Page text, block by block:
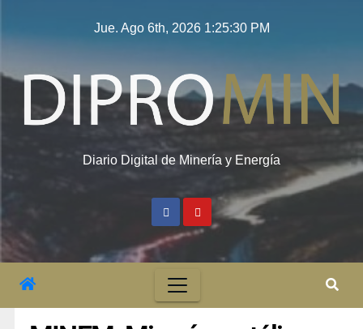
Jue. Ago 6th, 2026 1:25:31 PM
Diario Digital de Minería y Energía